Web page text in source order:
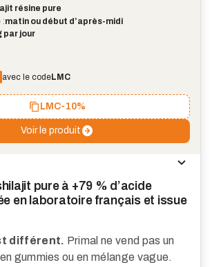
résine pure
:matin ou début d’après-midi
par jour
avec le codeLMC
LMC-10%
Voir le produit
pure à +79 % d’acide
en laboratoire français et issue
différent. Primal ne vend pas un
gummies ou en mélange vague.